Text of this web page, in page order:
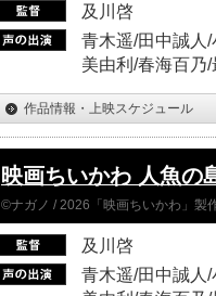
及川啓
青木遥/田中誠人
美由利/春海百乃
作品情報・上映スケジュール
映画ちいかわ 人魚の
©ナガノ / 2026「映画ちいかわ」製
及川啓
青木遥/田中誠人